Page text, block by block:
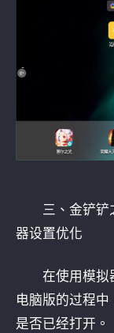
三、金铲
器设置优化
在使用模拟
电脑版的过程
是否已经打开。